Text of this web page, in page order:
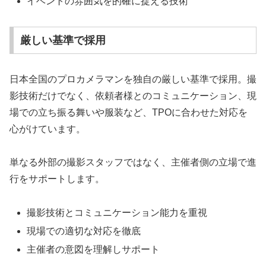
厳しい基準で採用
日本全国のプロカメラマンを独自の厳しい基準で採用。撮
影技術だけでなく、依頼者様とのコミュニケーション、現
場での立ち振る舞いや服装など、TPOに合わせた対応を
心がけています。
単なる外部の撮影スタッフではなく、主催者側の立場で進
行をサポートします。
撮影技術とコミュニケーション能力を重視
現場での適切な対応を徹底
主催者の意図を理解しサポート